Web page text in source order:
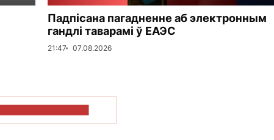
Падпісана пагадненне аб электронным
гандлі таварамі ў ЕАЭС
21:47 07.08.2026